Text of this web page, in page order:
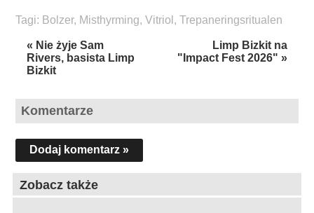
Tagi: Bolzer, Misthyrming,Vitriol ,Trepaneringsritualen
« Nie żyje Sam
Rivers, basista Limp
Bizkit
Limp Bizkit na
"Impact Fest 2026" »
Komentarze
Dodaj komentarz »
Zobacz także